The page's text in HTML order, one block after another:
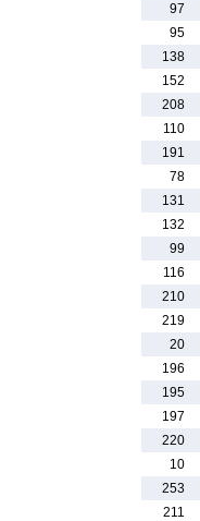
97
95
138
152
208
110
191
78
131
132
99
116
210
219
20
196
195
197
220
10
253
211